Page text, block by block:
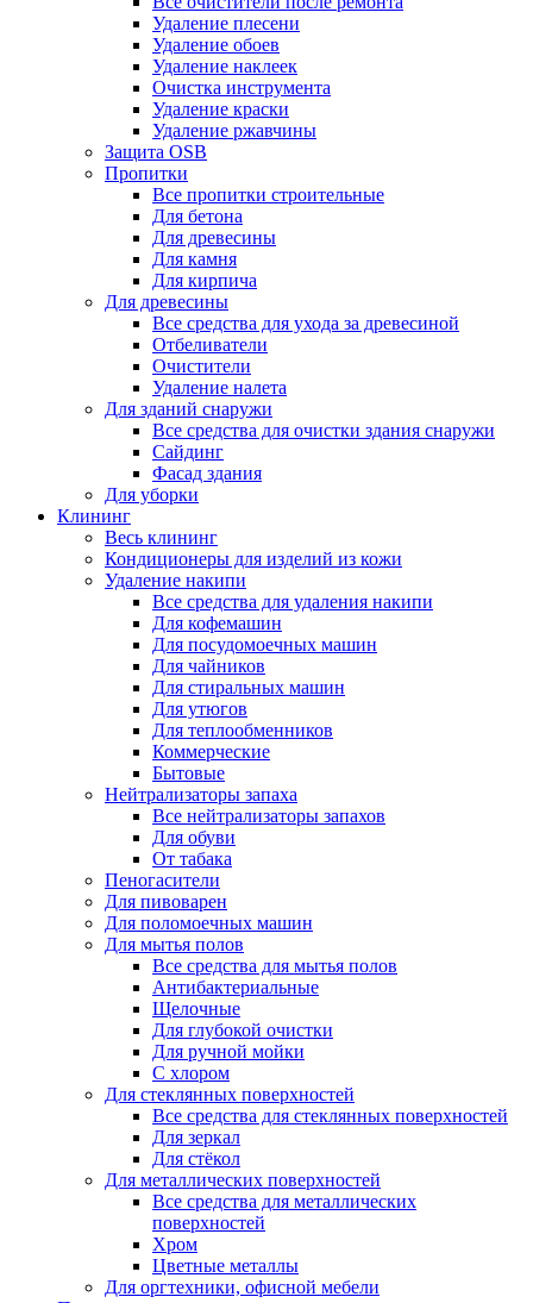
Удаление плесени
Удаление обоев
Удаление наклеек
Очистка инструмента
Удаление краски
Удаление ржавчины
Защита OSB
Пропитки
Все пропитки строительные
Для бетона
Для древесины
Для камня
Для кирпича
Для древесины
Все средства для ухода за древесиной
Отбеливатели
Очистители
Удаление налета
Для зданий снаружи
Все средства для очистки здания снаружи
Сайдинг
Фасад здания
Для уборки
Клининг
Весь клининг
Кондиционеры для изделий из кожи
Удаление накипи
Все средства для удаления накипи
Для кофемашин
Для посудомоечных машин
Для чайников
Для стиральных машин
Для утюгов
Для теплообменников
Коммерческие
Бытовые
Нейтрализаторы запаха
Все нейтрализаторы запахов
Для обуви
От табака
Пеногасители
Для пивоварен
Для поломоечных машин
Для мытья полов
Все средства для мытья полов
Антибактериальные
Щелочные
Для глубокой очистки
Для ручной мойки
С хлором
Для стеклянных поверхностей
Все средства для стеклянных поверхностей
Для зеркал
Для стёкол
Для металлических поверхностей
Все средства для металлических
поверхностей
Хром
Цветные металлы
Для оргтехники, офисной мебели